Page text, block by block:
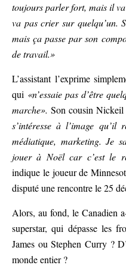
toujours parler fort, mais il
va pas crier sur quelqu’un.
mais ça passe par son
de travail.»
L’assistant l’exprime
qui «n’essaie pas d’être
marche». Son cousin Nickeil
s’intéresse à l’image qu’il
médiatique, marketing. Je
jouer à Noël car c’est le
indique le joueur de
disputé une rencontre le 25
Alors, au fond, le Canadien
superstar, qui dépasse les
James ou Stephen Curry ?
monde entier ?